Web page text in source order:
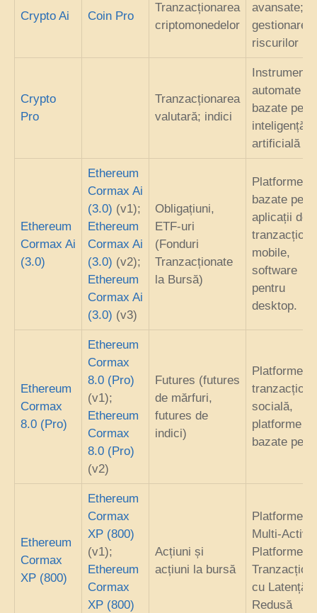
Crypto Ai Coin Pro
Tranzacționarea
criptomonedelor
avansate;
gestionarea
riscurilor
Crypto
Pro
Tranzacționarea
valutară; indici
Instrumente
automate
bazate pe
inteligență
artificială
Ethereum
Cormax Ai
(3.0)
Ethereum
Cormax Ai
(3.0) (v1);
Ethereum
Cormax Ai
(3.0) (v2);
Ethereum
Cormax Ai
(3.0) (v3)
Obligațiuni,
ETF-uri
(Fonduri
Tranzacționate
la Bursă)
Platforme
bazate pe
aplicații de
mobile,
software
pentru
desktop.
Ethereum
Cormax
8.0 (Pro)
Ethereum
Cormax
8.0 (Pro)
(v1);
Ethereum
Cormax
8.0 (Pro)
(v2)
Futures (futures
de mărfuri,
futures de
indici)
Platforme
socială,
platforme
bazate pe
Ethereum
Cormax
XP (800)
Ethereum
Cormax
XP (800)
(v1);
Ethereum
Cormax
XP (800)
Acțiuni și
acțiuni la bursă
Platforme
Multi-
Platforme
cu Latență
Redusă